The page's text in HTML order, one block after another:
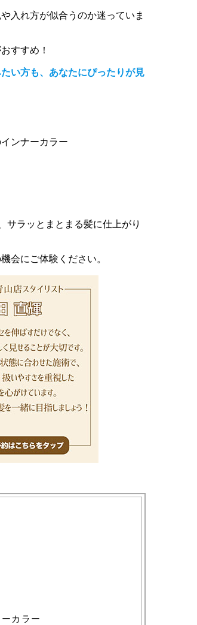
入れ方が似合うのか迷っていま
すすめ！
い方も、あなたにぴったりが見
ンナーカラー
サラッとまとまる髪に仕上がり
会にご体験ください。
カラー